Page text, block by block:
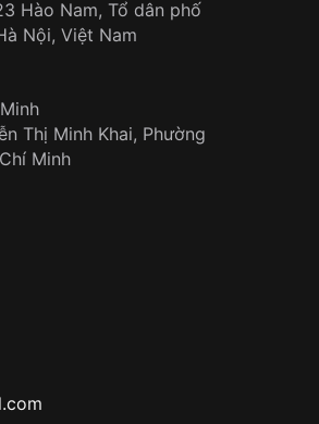
kiểm tra và thanh toán trực tiếp
lợi khách hàng
khách hàng trong suốt quá
Hào Nam, Tổ dân phố
Nội, Việt Nam
Thị Minh Khai, Phường
Minh